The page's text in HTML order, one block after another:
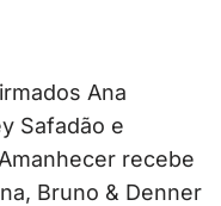
Ana
Safadão e
recebe
Bruno & Denner